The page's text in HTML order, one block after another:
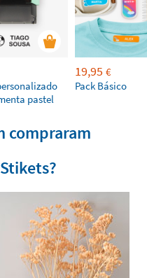
pastel
19,95 €
Pack Básico
compraram